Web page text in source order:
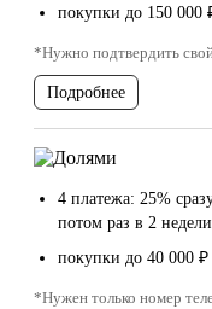
покупки до 150 000
*Нужно подтвердить
Подробнее
4 платежа: 25%
потом раз в 2 недели
покупки до 40 000 ₽
*Нужен только номер